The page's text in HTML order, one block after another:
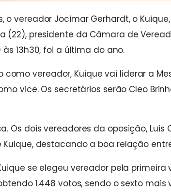
o vereador Jocimar Gerhardt, o
presidente da Câmara de
às 13h30, foi a última do ano.
como vereador, Kuique vai liderar a
vice. Os secretários serão Cleo
Os dois vereadores da oposição, Luis
destacando a boa relação
se elegeu vereador pela
1.448 votos, sendo o sexto mais